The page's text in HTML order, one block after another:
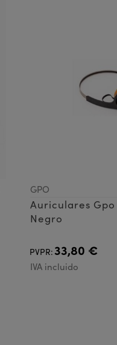
GPO
Auriculares
Negro
PVPR:33,80 €
IVA incluido